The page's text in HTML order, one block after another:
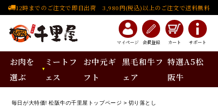
12時までのご注文で即日出荷 3,980円(税込)以上のご注文で送料無料
マイページ 会員登録 カート サポート
お肉を
選ぶ
ミートフ
ェス
お中元ギ
フト
黒毛和牛フ
ェア
特選A5松
阪牛
毎日が大特価! 松阪牛の千里屋トップページ
切り落とし